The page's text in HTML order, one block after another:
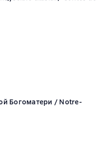
3 на основе 4 оценок
Богоматери / Notre-
3,8 на основе 26 оценок